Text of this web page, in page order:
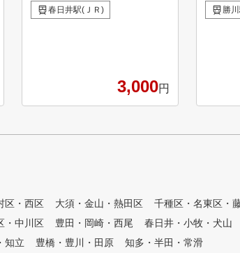
利用可、ゴルフ場利用
す。詳しくは店頭で
ン 入会者には、金
通えます。 曜日毎
ーマン方式で指導しま
スン 夏は涼しく、
い。 ⑤ 初めての方か
ジュニアは小学1年生
、個別にカリキュ
指導します。 ⑥ 練習
長２：セミプライベートレッス
ンだからわかりやすい！ 特長
春日井駅(ＪＲ)
3,000円
ッフ
せたト
ニケ
もしっ
勝
区・西区 大須・金山・熱田区 千種区・名東区・
・中川区 豊田・岡崎・西尾 春日井・小牧・犬山
知立 豊橋・豊川・田原
知多・半田・常滑